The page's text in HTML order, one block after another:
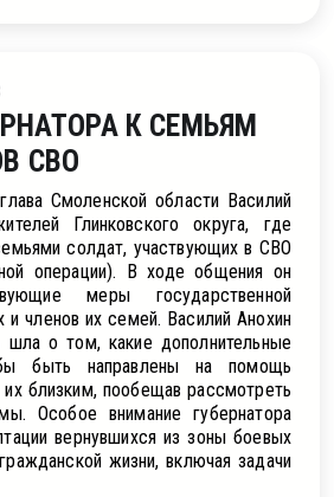
К СЕМЬЯМ
СВО
Смоленской области Василий
Глинковского округа, где
солдат, участвующих в СВО
операции). В ходе общения он
меры государственной
членов их семей. Василий Анохин
о том, какие дополнительные
быть направлены на помощь
близким, пообещав рассмотреть
Особое внимание губернатора
вернувшихся из зоны боевых
жизни, включая задачи